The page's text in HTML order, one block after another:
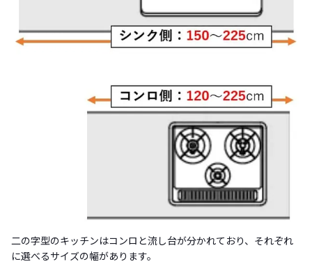
二の字型のキッチンはコンロと流し台が分かれており、それぞれ
に選べるサイズの幅があります。